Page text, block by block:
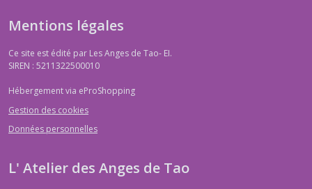
Mentions légales
Ce site est édité par Les Anges de Tao- EI.
SIREN : 5211322500010
Hébergement via eProShopping
Gestion des cookies
Données personnelles
L' Atelier des Anges de Tao